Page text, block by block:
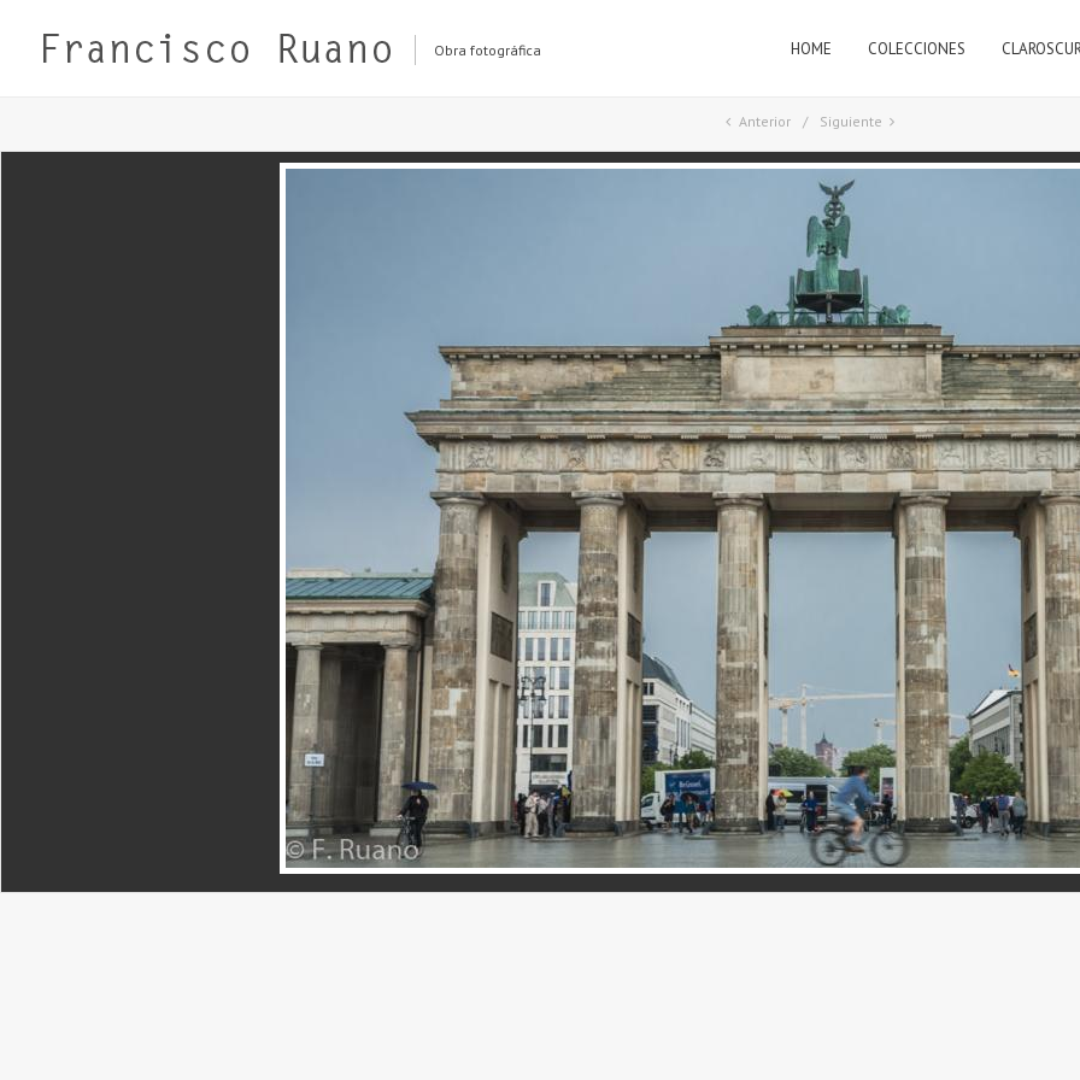
Obra fotográfica HOME COLECCIONES
Anterior Siguiente